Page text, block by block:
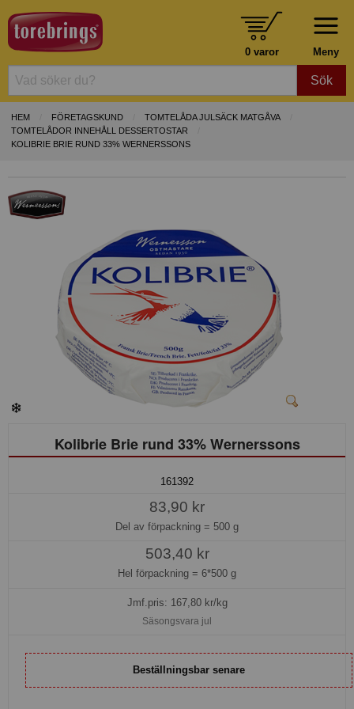
Meny
0 varor
Sök
HEM FÖRETAGSKUND
TOMTELÅDA JULSÄCK MATGÅVA
TOMTELÅDOR INNEHÅLL DESSERTOSTAR
KOLIBRIE BRIE RUND 33% WERNERSSONS
Kolibrie Brie rund 33% Wernerssons
161392
83,90 kr
Del av förpackning = 500 g
503,40 kr
Hel förpackning = 6*500 g
Jmf.pris: 167,80kr/kg
Säsongsvara jul
Beställningsbar senare